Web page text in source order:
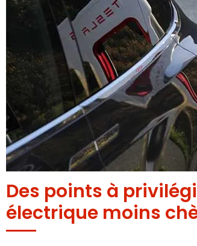
Des points à
électrique moins